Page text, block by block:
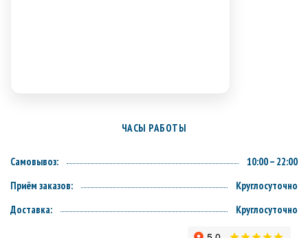
ЧАСЫ РАБОТЫ
Самовывоз:
10:00 – 22:00
Приём заказов:
Круглосуточно
Доставка:
Круглосуточно